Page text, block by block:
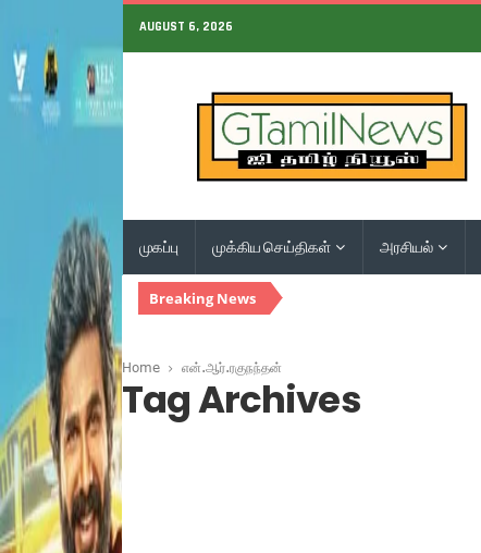
AUGUST 6, 2026
முகப்பு முக்கிய செய்திகள் அரசியல்
Breaking News
Home என்.ஆர்.ரகுநந்தன்
Tag Archives